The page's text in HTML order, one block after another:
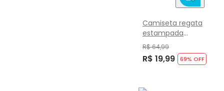
Camiseta regata
estampada
Infantil menino
com Brandili
R$ 64,99
R$ 19,99 69% OFF